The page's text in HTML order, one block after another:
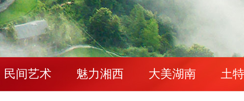
民间艺术 魅力湘西 大美湖南 土